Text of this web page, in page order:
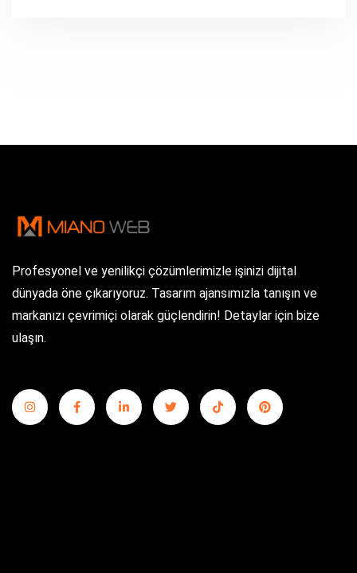
Profesyonel ve yenilikçi çözümlerimizle işinizi dijital
dünyada öne çıkarıyoruz. Tasarım ajansımızla tanışın ve
markanızı çevrimiçi olarak güçlendirin! Detaylar için bize
ulaşın.